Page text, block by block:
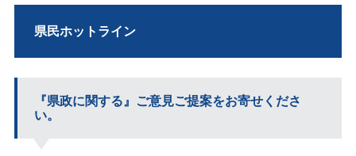
県民ホットライン
『県政に関する』ご意見ご提案をお寄せくださ
い。